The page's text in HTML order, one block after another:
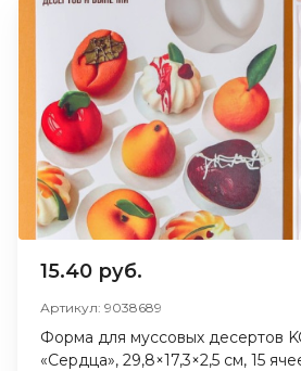
15.40 руб.
Артикул: 9038689
Форма для муссовых десертов
«Сердца», 29,8×17,3×2,5 см, 15